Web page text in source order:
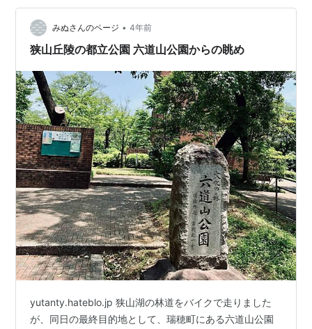
道）と呼ばれてる道です．yutanty.hateblo.jp ちょうど1
年前にも，狭山丘陵の六道山公園に行ったときにこの道
を通りました． 今回も同様のルートで行ってきたという
みぬさんのページ • 4年前
狭山丘陵の都立公園 六道山公園からの眺め
yutanty.hateblo.jp 狭山湖の林道をバイクで走りました
が、同日の最終目的地として、瑞穂町にある六道山公園